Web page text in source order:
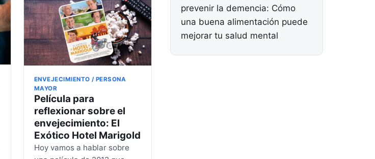
ENVEJECIMIENTO / PERSONA
MAYOR
Película para
reflexionar sobre el
envejecimiento: El
Exótico Hotel Marigold
Hoy vamos a hablar sobre
prevenir la demencia: Cómo
una buena alimentación puede
mejorar tu salud mental